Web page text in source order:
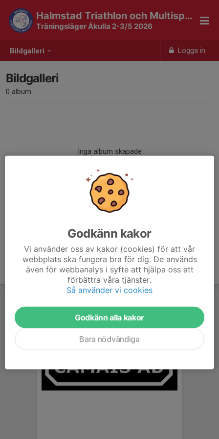
Bildgalleri Logga in
Halmstad Triathlon och Multisport
Träningsläger Åkulla 2-3/5 2026
Bildgalleri
0 album
Inga album skapade
Godkänn kakor
Vi använder oss av kakor (cookies) för att vår
webbplats ska fungera bra för dig. De används
även för webbanalys i syfte att hjälpa oss att
förbättra våra tjänster.
Så använder vi cookies
Godkänn alla kakor
Bara nödvändiga